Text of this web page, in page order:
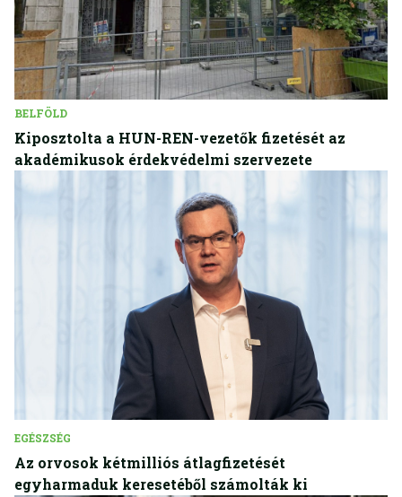
BELFÖLD
Kiposztolta a HUN-REN-vezetők fizetését az
akadémikusok érdekvédelmi szervezete
EGÉSZSÉG
Az orvosok kétmilliós átlagfizetését
egyharmaduk keresetéből számolták ki